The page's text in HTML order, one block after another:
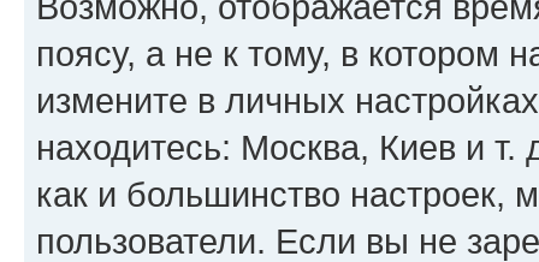
поясу, а не к тому, в котором
измените в личных
находитесь: Москва, Киев и т.
как и большинство настроек,
пользователи. Если вы не